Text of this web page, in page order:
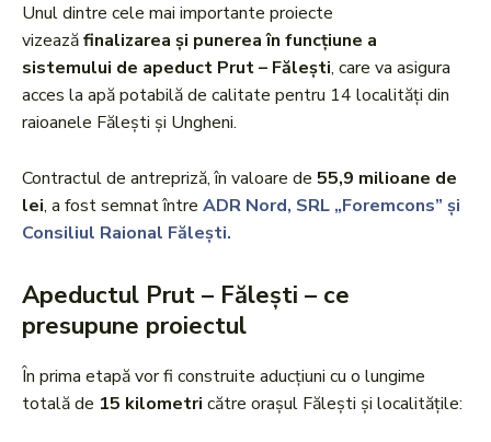
Unul dintre cele mai importante proiecte
vizeazăfinalizarea și punerea în funcțiune a
sistemului de apeduct Prut – Fălești, care va asigura
acces la apă potabilă de calitate pentru 14 localități din
raioanele Fălești și Ungheni.
Contractul de antrepriză, în valoare de 55,9 milioane de
lei, a fost semnat între ADR Nord, SRL „Foremcons” și
Consiliul Raional Fălești.
Apeductul Prut – Fălești – ce
presupune proiectul
În prima etapă vor fi construite aducțiuni cu o lungime
totală de 15 kilometri către orașul Fălești și localitățile: